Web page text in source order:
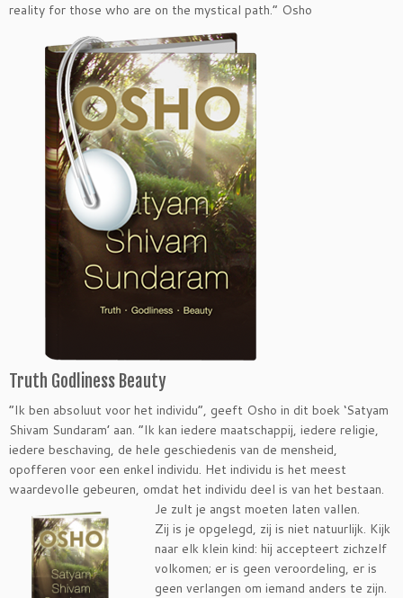
reality for those who are on the mystical path.” Osho
Truth Godliness Beauty
“Ik ben absoluut voor het individu”, geeft Osho in dit boek ‘Satyam
Shivam Sundaram’ aan. “Ik kan iedere maatschappij, iedere religie,
iedere beschaving, de hele geschiedenis van de mensheid,
opofferen voor een enkel individu. Het individu is het meest
waardevolle gebeuren, omdat het individu deel is van het bestaan.
Je zult je angst moeten laten vallen.
Zij is je opgelegd, zij is niet natuurlijk. Kijk
naar elk klein kind: hij accepteert zichzelf
volkomen; er is geen veroordeling, er is
geen verlangen om iemand anders te zijn.